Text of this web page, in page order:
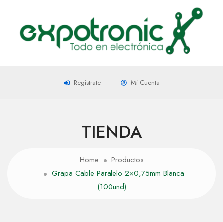
Registrate Mi Cuenta
TIENDA
Home
Productos
Grapa Cable Paralelo 2×0,75mm Blanca
(100und)